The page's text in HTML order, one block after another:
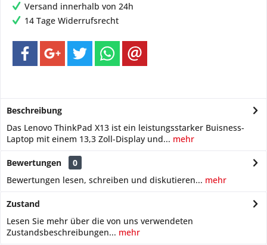
Versand innerhalb von 24h
14 Tage Widerrufsrecht
Beschreibung
Das Lenovo ThinkPad X13 ist ein leistungsstarker Buisness-
Laptop mit einem 13,3 Zoll-Display und... mehr
Bewertungen
0
Bewertungen lesen, schreiben und diskutieren... mehr
Zustand
Lesen Sie mehr über die von uns verwendeten
Zustandsbeschreibungen... mehr